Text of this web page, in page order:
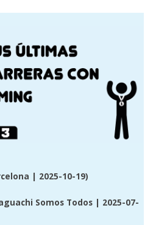
| 2025-10-19)
Somos Todos | 2025-07-